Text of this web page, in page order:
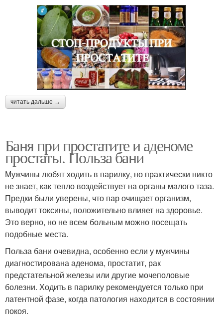
читать дальше →
Баня при простатите и аденоме
простаты. Польза бани
Мужчины любят ходить в парилку, но практически никто
не знает, как тепло воздействует на органы малого таза.
Предки были уверены, что пар очищает организм,
выводит токсины, положительно влияет на здоровье.
Это верно, но не всем больным можно посещать
подобные места.
Польза бани очевидна, особенно если у мужчины
диагностирована аденома, простатит, рак
предстательной железы или другие мочеполовые
болезни. Ходить в парилку рекомендуется только при
латентной фазе, когда патология находится в состоянии
покоя.